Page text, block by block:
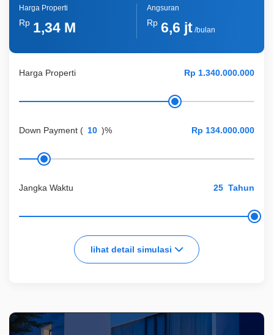
Harga Properti
Down Payment ( )%
Jangka Waktu Tahun
lihat detail simulasi
Harga Properti
Rp 1,34 M
Angsuran
Rp 6,6 jt/bulan